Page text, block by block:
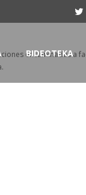
BIDEOTEKA
encaminadas a